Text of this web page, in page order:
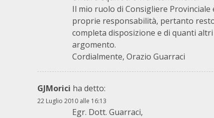
Il mio ruolo di Consigliere
proprie responsabilità, pertanto
completa disposizione e di quanti
argomento.
Cordialmente, Orazio Guarraci
GJMorici ha detto:
22 Luglio 2010 alle 16:13
Egr. Dott. Guarraci,